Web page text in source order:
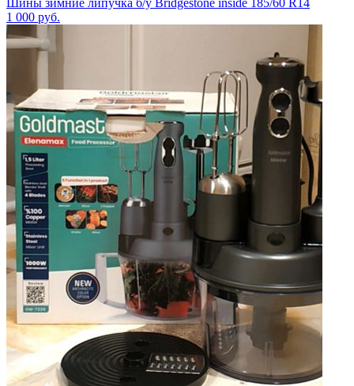
Шины зимние липучка б/у Bridgestone inside 185/60 R14
1 000 руб.